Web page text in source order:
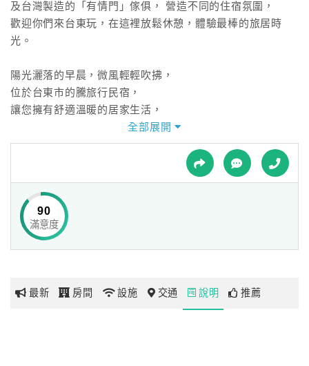
特
色
宿
球
網
玩
及台灣製造的「有情門」傢俱， 營造不同的住宿氛圍，
歡迎你們來台東玩，在這裡放鬆休憩，體驗最棒的旅居時
光。
陽光灑落的早晨，微風輕輕吹拂，
位於台東市的騰旅行民宿，
讓您擁有舒適溫暖的居家生活，
享受在生活中旅行，在旅行中生活。
全部展開
90
滿意度
最新 房間 設施 交通 說明 推薦